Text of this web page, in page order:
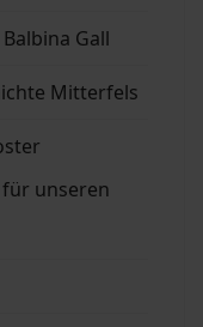
Gall
Mitterfels
unseren